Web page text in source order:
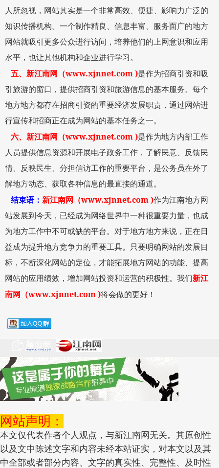
人所忽视，网站其实是一个非常高效、便捷、影响力广泛的
知识传播机构。一个制作精良、信息丰富、服务面广的地方
网站就吸引更多公众进行访问，培养他们的上网意识和应用
水平，也让其他机构和企业进行学习。
五、 新江南网 （www.xjnnet.com )是作为招商引资和吸
引 旅游的窗口，提供招商引资和旅游信息的基本服务。每个
地方地方都存在招商引资的重要经济发展职责，通过网站进
行宣传和招商正在成为网站的基本任务之一。
六、 新江南网 （www.xjnnet.com )是作为地方内部工作
人员提供信息资源和开展电子政务工作，了解民意、反馈民
情、反映民生、分担信访工作的重要平台，是公务员在外了
解地方动态、获取各种信息的最直接的通道。
结束语： 新江南网 （www.xjnnet.com )作为江南地方网
站发展到今天，已经成为网络世界中一种很重要力量，也成
为地方工作中不可或缺的平台。对于地方地方来说，正在日
益成为提升地方竞争力的重要工具。只要明确网站的发展目
标，不断深化网站的定位，才能拓展地方网站的功能、提高
网站的应用绩效，增加网站投资和运营的积极性。我们新江
南网
（www.xjnnet.com )将会做的更好！
网站声明：
本文仅代表作者个人观点，与新江南网无关。其原创性
以及文中陈述文字和内容未经本站证实，对本文以及其
中全部或者部分内容、文字的真实性、完整性、及时性